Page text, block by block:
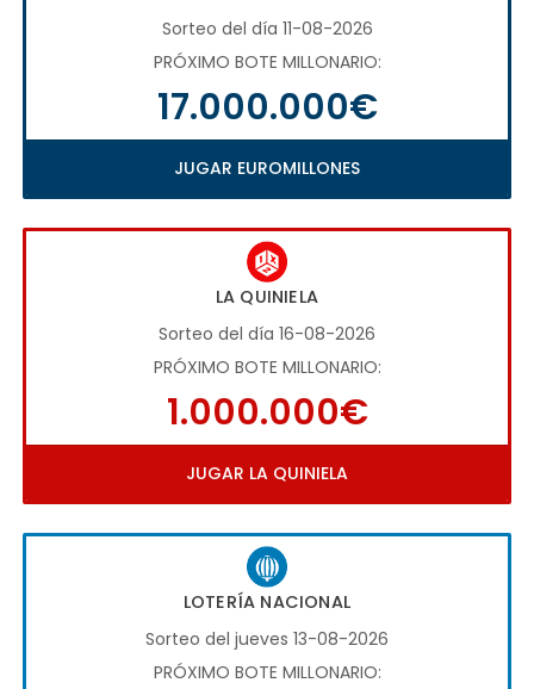
Sorteo del día 11-08-2026
PRÓXIMO BOTE MILLONARIO:
17.000.000€
JUGAR EUROMILLONES
LA QUINIELA
Sorteo del día 16-08-2026
PRÓXIMO BOTE MILLONARIO:
1.000.000€
JUGAR LA QUINIELA
LOTERÍA NACIONAL
Sorteo del jueves 13-08-2026
PRÓXIMO BOTE MILLONARIO: